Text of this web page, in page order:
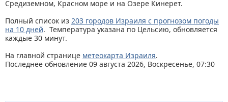
Средиземном, Красном море и на Озере Кинерет.
Полный список из 203 городов Израиля с прогнозом погоды
на 10 дней. Температура указана по Цельсию, обновляется
каждые 30 минут.
На главной странице метеокарта Израиля.
Последнее обновление 09 августа 2026, Воскресенье, 07:30